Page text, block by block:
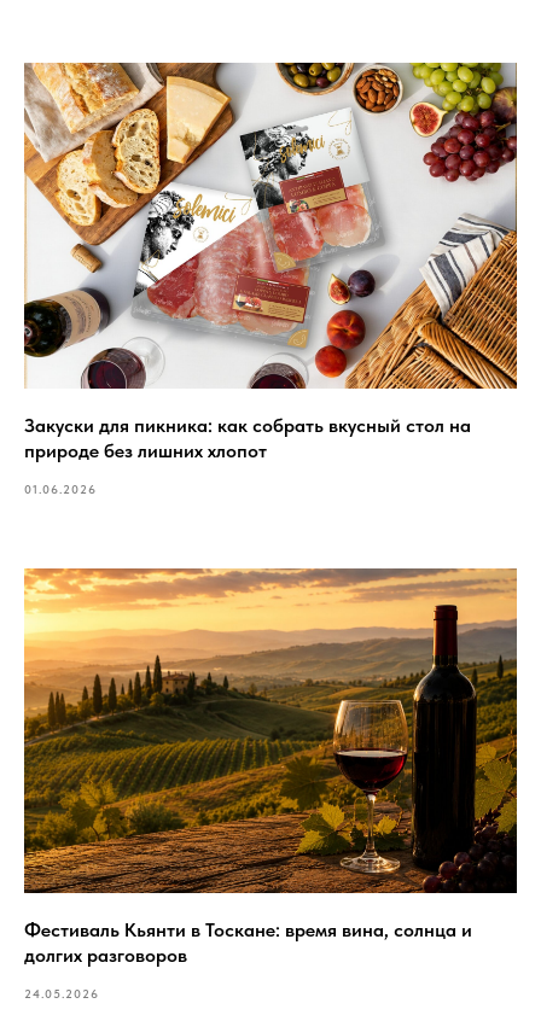
Закуски для пикника: как собрать вкусный стол на
природе без лишних хлопот
01.06.2026
Фестиваль Кьянти в Тоскане: время вина, солнца и
долгих разговоров
24.05.2026